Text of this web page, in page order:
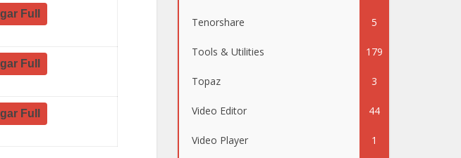
Full
Full
Full
Tenorshare 5
Tools & Utilities 179
Topaz 3
Video Editor 44
Video Player 1